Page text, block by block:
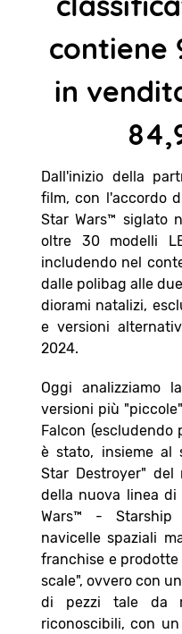
contiene
in
Dall'inizio della
film, con l'accordo
Star Wars™ siglato
oltre 30 modelli
includendo nel
dalle polibag alle
diorami natalizi,
e versioni
2024.
Oggi analizziamo
versioni più
Falcon (escludendo
è stato, insieme al
Star Destroyer" del
della nuova linea di
Wars™ - Starship
navicelle spaziali
franchise e prodotte
scale", ovvero con
di pezzi tale da
riconoscibili, con